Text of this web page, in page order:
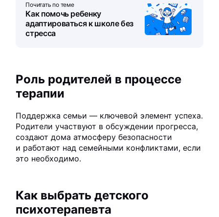
Почитать по теме
Как помочь ребенку
адаптироваться к школе без
стресса
Роль родителей в процессе
терапии
Поддержка семьи — ключевой элемент успеха.
Родители участвуют в обсуждении прогресса,
создают дома атмосферу безопасности
и работают над семейными конфликтами, если
это необходимо.
Как выбрать детского
психотерапевта